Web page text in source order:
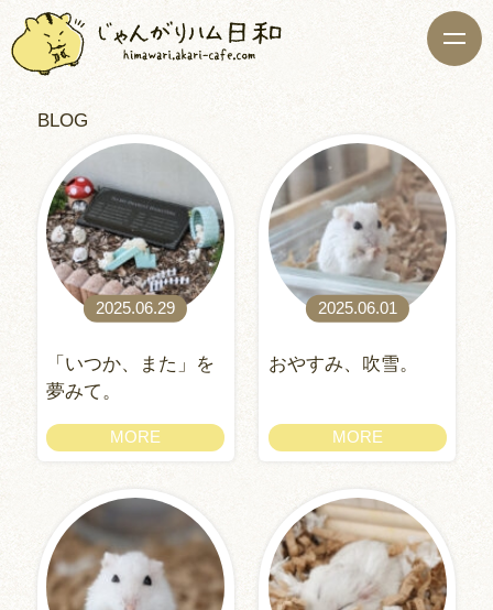
BLOG
2025.06.29
「いつか、また」を
夢みて。
MORE
2025.06.01
おやすみ、吹雪。
MORE